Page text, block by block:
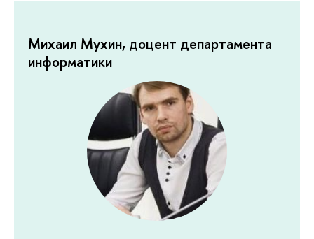
Михаил Мухин, доцент департамента
информатики